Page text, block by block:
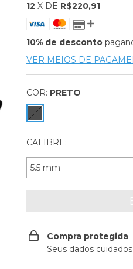
12 X DE R$220,91
10% de desconto
VER MEIOS DE
COR: PRETO
CALIBRE:
Compra protegida
Seus dados